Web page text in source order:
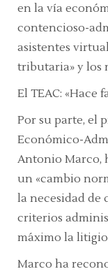
en la vía
contencioso-
asistentes
tributaria» y los
El TEAC: «Hace
Por su parte, el
Económico-
Antonio Marco,
un «cambio
la necesidad de
criterios
máximo la
Marco ha